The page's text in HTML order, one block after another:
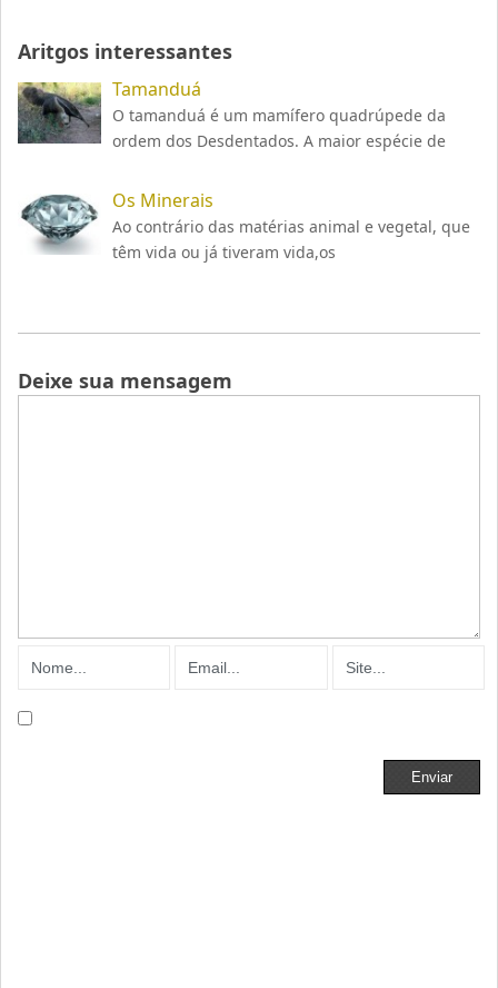
Aritgos interessantes
Tamanduá
O tamanduá é um mamífero quadrúpede da
ordem dos Desdentados. A maior espécie de
Os Minerais
Ao contrário das matérias animal e vegetal, que
têm vida ou já tiveram vida,os
Deixe sua mensagem